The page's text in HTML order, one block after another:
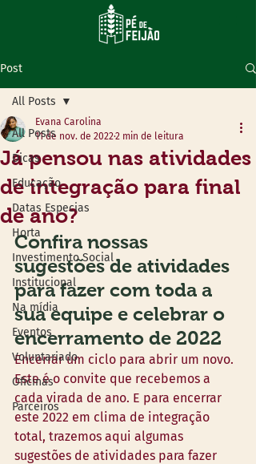
Post
All Posts
Dicas
Educação
Datas Especias
Horta
Investimento Social
Institucional
Na mídia
Eventos
Voluntariado
Oficinas
Parceiros
All Posts
Já pensou nas atividades
de integração para final
de ano?
Evana Carolina
11 de nov. de 20222 min de leitura
Confira nossas
sugestões de atividades
para fazer com toda a
sua equipe e celebrar o
encerramento de 2022
Encerrar um ciclo para abrir um novo.
Este é o convite que recebemos a
cada virada de ano. E para encerrar
este 2022 em clima de integração
total, trazemos aqui algumas
sugestões de atividades para fazer